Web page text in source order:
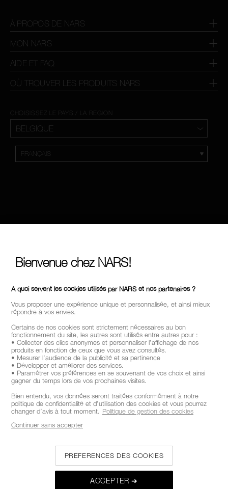
À PROPOS DE NARS
MON NARS
AIDE ET FAQ
OÙ TROUVER LES PRODUITS NARS
CHOISISSEZ LE PAYS / LA REGION
Bienvenue chez NARS!
A quoi servent les cookies utilisés par NARS et nos partenaires ?
Vous proposer une expérience unique et personnalisée, et ainsi mieux
répondre à vos envies.
Certains de nos cookies sont strictement nécessaires au bon
fonctionnement du site, les autres sont utilisés entre autres pour :
• Collecter des clics anonymes et personnaliser l’affichage de nos
produits en fonction de ceux que vous avez consultés.
• Mesurer l’audience de la publicité et sa pertinence
• Développer et améliorer des services.
• Paramétrer vos préférences en se souvenant de vos choix et ainsi
gagner du temps lors de vos prochaines visites.
Bien entendu, vos données seront traitées conformément à notre
politique de confidentialité et d’utilisation des cookies et vous pourrez
changer d’avis à tout moment. Politique de gestion des cookies
ACCEPTER ➔
PREFERENCES DES COOKIES
Continuer sans accepter